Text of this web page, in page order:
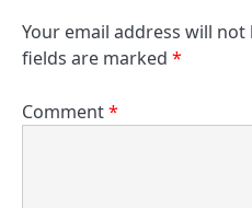
Your email address will not
fields are marked *
Comment*